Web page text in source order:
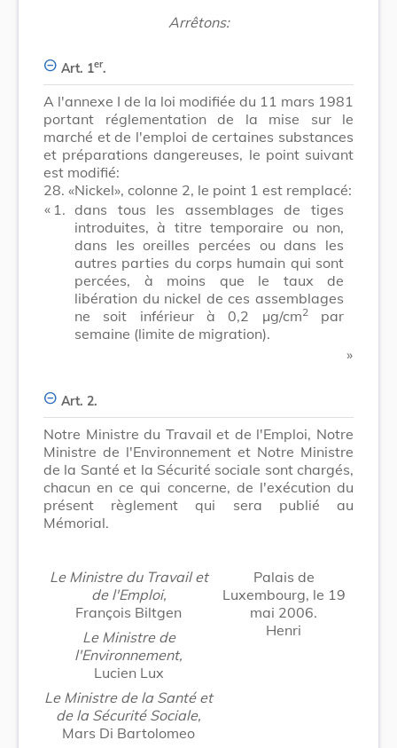
Arrêtons:
Art. 1er.
A l'annexe I de la loi modifiée du 11 mars 1981
portant réglementation de la mise sur le
marché et de l'emploi de certaines substances
et préparations dangereuses, le point suivant
est modifié:
28. «Nickel», colonne 2, le point 1 est remplacé:
« 1. dans tous les assemblages de tiges
introduites, à titre temporaire ou non,
dans les oreilles percées ou dans les
autres parties du corps humain qui sont
percées, à moins que le taux de
libération du nickel de ces assemblages
ne soit inférieur à 0,2 μg/cm2par
semaine (limite de migration).
»
Art. 2.
Notre Ministre du Travail et de l'Emploi, Notre
Ministre de l'Environnement et Notre Ministre
de la Santé et la Sécurité sociale sont chargés,
chacun en ce qui concerne, de l'exécution du
présent règlement qui sera publié au
Mémorial.
Le Ministre du Travail et
de l'Emploi,
François Biltgen
Le Ministre de
l'Environnement,
Lucien Lux
Le Ministre de la Santé et
de la Sécurité Sociale,
Mars Di Bartolomeo
Palais de
Luxembourg, le 19
mai 2006.
Henri